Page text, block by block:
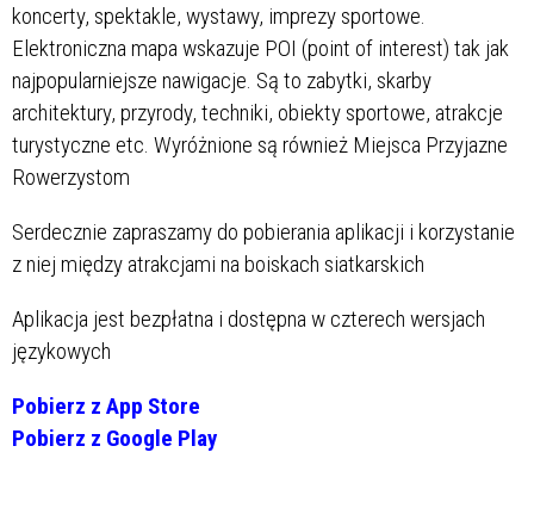
koncerty, spektakle, wystawy, imprezy sportowe.
Elektroniczna mapa wskazuje POI (point of interest) tak jak
najpopularniejsze nawigacje. Są to zabytki, skarby
architektury, przyrody, techniki, obiekty sportowe, atrakcje
turystyczne etc. Wyróżnione są również Miejsca Przyjazne
Rowerzystom
Serdecznie zapraszamy do pobierania aplikacji i korzystanie
z niej między atrakcjami na boiskach siatkarskich
Aplikacja jest bezpłatna i dostępna w czterech wersjach
językowych
Pobierz z App Store
Pobierz z Google Play